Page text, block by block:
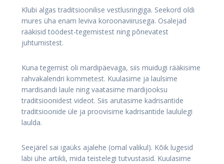
Klubi algas traditsioonilise vestlusringiga. Seekord oldi
mures üha enam leviva koroonaviirusega. Osalejad
rääkisid töödest-tegemistest ning põnevatest
juhtumistest.
Kuna tegemist oli mardipäevaga, siis muidugi rääkisime
rahvakalendri kommetest. Kuulasime ja laulsime
mardisandi laule ning vaatasime mardijooksu
traditsioonidest videot. Siis arutasime kadrisantide
traditsioonide üle ja proovisime kadrisantide laululegi
laulda.
Seejärel sai igaüks ajalehe (omal valikul). Kõik lugesid
läbi ühe artikli, mida teistelegi tutvustasid. Kuulasime